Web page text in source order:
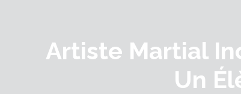
Artiste Martial
Un